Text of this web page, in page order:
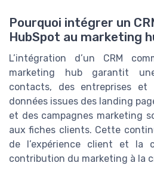
Pourquoi intégrer un
HubSpot au marketing
L’intégration d’un CRM
marketing hub garantit
contacts, des entreprises et
données issues des landing
et des campagnes marketing
aux fiches clients. Cette
de l’expérience client et la
contribution du marketing à la